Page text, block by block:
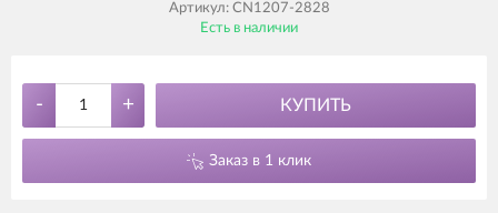
Артикул: CN1207-2828
Есть в наличии
- + КУПИТЬ
Заказ в 1 клик